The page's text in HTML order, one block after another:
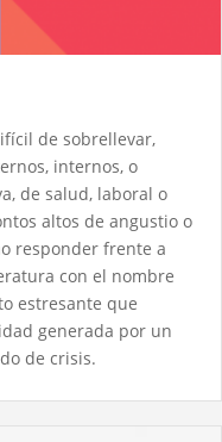
de sobrellevar,
internos, o
de salud, laboral o
altos de angustio o
responder frente a
con el nombre
estresante que
generada por un
de crisis.